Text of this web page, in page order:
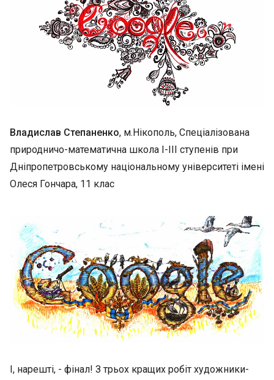
Владислав Степаненко, м.Нікополь, Спеціалізована
природничо-математична школа І-ІІІ ступенів при
Дніпропетровському національному університеті імені
Олеся Гончара, 11 клас
І, нарешті, - фінал! З трьох кращих робіт художники-